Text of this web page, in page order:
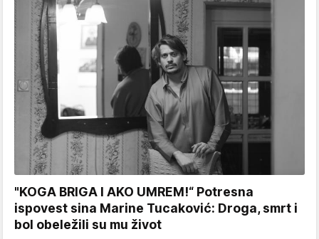
"KOGA BRIGA I AKO UMREM!“ Potresna
ispovest sina Marine Tucaković: Droga, smrt i
bol obeležili su mu život